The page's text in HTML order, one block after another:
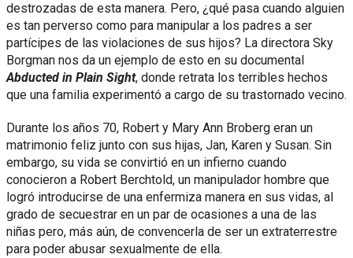
destrozadas de esta manera. Pero, ¿qué pasa cuando alguien
es tan perverso como para manipular a los padres a ser
partícipes de las violaciones de sus hijos? La directora Sky
Borgman nos da un ejemplo de esto en su documental
Abducted in Plain Sight, donde retrata los terribles hechos
que una familia experimentó a cargo de su trastornado vecino.
Durante los años 70, Robert y Mary Ann Broberg eran un
matrimonio feliz junto con sus hijas, Jan, Karen y Susan. Sin
embargo, su vida se convirtió en un infierno cuando
conocieron a Robert Berchtold, un manipulador hombre que
logró introducirse de una enfermiza manera en sus vidas, al
grado de secuestrar en un par de ocasiones a una de las
niñas pero, más aún, de convencerla de ser un extraterrestre
para poder abusar sexualmente de ella.